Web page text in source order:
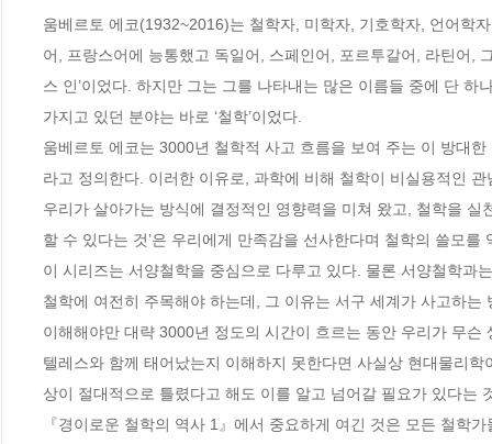
움베르토 에코(1932~2016)는 철학자, 미학자, 기호학자, 언어학
어, 프랑스어에 능통했고 독일어, 스페인어, 포르투갈어, 라틴어,
스 인’이었다. 하지만 그는 그를 나타내는 많은 이름들 중에 단 하
가지고 있던 분야는 바로 ‘철학’이었다.
움베르토 에코는 3000년 철학적 사고 흐름을 보여 주는 이 방대
라고 정의한다. 이러한 이유로, 과학에 비해 철학이 비실용적인
우리가 살아가는 방식에 결정적인 영향력을 미쳐 왔고, 철학을
할 수 있다는 것’은 우리에게 만족감을 선사한다며 철학의 쓸모를
이 시리즈는 서양철학을 중심으로 다루고 있다. 물론 서양철학과
철학에 여전히 주목해야 하는데, 그 이유는 서구 세계가 사고하
이해해야만 대략 3000년 정도의 시간이 흐르는 동안 우리가 무슨
텔레스와 함께 태어났는지 이해하지 못한다면 사실상 현대물리
상이 절대적으로 틀렸다고 해도 이를 알고 넘어갈 필요가 있다는
『경이로운 철학의 역사 1』에서 중요하게 여긴 것은 모든 철학